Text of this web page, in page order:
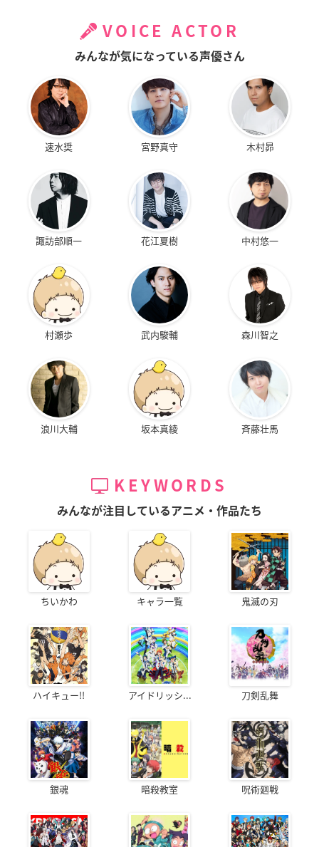
VOICE ACTOR
みんなが気になっている声優さん
速水奨 宮野真守 木村昴
諏訪部順一 花江夏樹 中村悠一
村瀬歩 武内駿輔 森川智之
浪川大輔 坂本真綾 斉藤壮馬
KEYWORDS
みんなが注目しているアニメ・作品たち
ちいかわ キャラ一覧 鬼滅の刃
ハイキュー!! アイドリッシ... 刀剣乱舞
銀魂 暗殺教室 呪術廻戦